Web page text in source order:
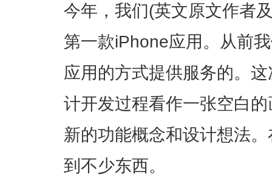
今年，我们(英文原文作者
第一款iPhone应用。从前
应用的方式提供服务的。
计开发过程看作一张空白
新的功能概念和设计想法
到不少东西。